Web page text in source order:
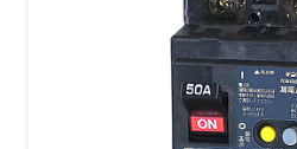
カムバック採用
YouTube テンパールチャ
カタログ・ソフトダウン